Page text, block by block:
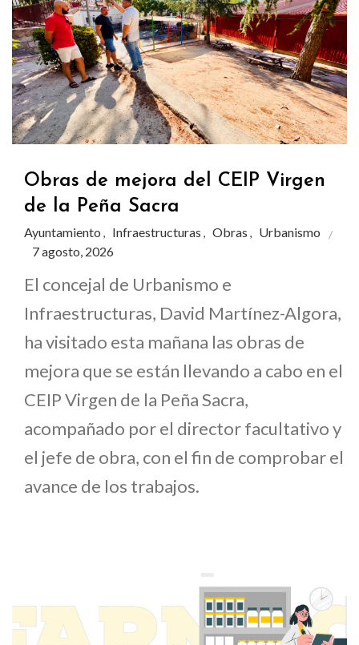
Obras de mejora del CEIP Virgen
de la Peña Sacra
Ayuntamiento , Infraestructuras , Obras , Urbanismo
7 agosto, 2026
El concejal de Urbanismo e
Infraestructuras, David Martínez-Algora,
ha visitado esta mañana las obras de
mejora que se están llevando a cabo en el
CEIP Virgen de la Peña Sacra,
acompañado por el director facultativo y
el jefe de obra, con el fin de comprobar el
avance de los trabajos.